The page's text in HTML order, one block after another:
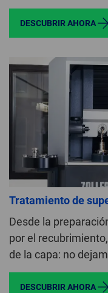
DESCUBRIR AHORA
Tratamiento de
Desde la
por el
de la capa: no
DESCUBRIR AHORA